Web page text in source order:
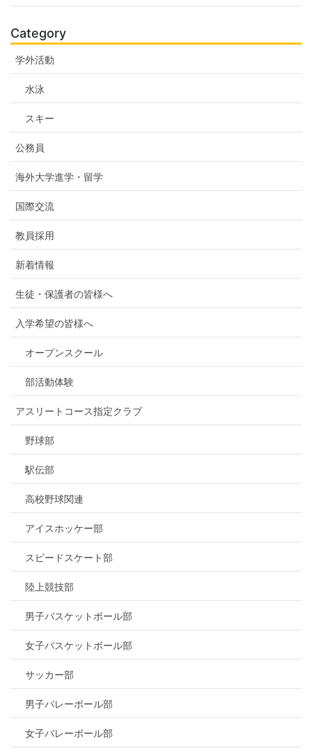
Category
学外活動
水泳
スキー
公務員
海外大学進学・留学
国際交流
教員採用
新着情報
生徒・保護者の皆様へ
入学希望の皆様へ
オープンスクール
部活動体験
アスリートコース指定クラブ
野球部
駅伝部
高校野球関連
アイスホッケー部
スピードスケート部
陸上競技部
男子バスケットボール部
女子バスケットボール部
サッカー部
男子バレーボール部
女子バレーボール部